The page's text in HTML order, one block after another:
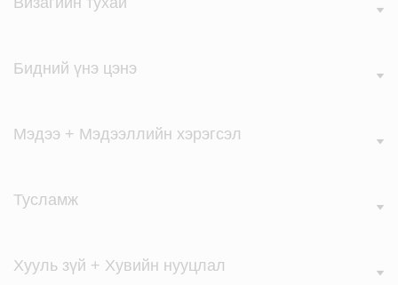
Бидний үнэ цэнэ
Мэдээ + Мэдээллийн хэрэгсэл
Тусламж
Хууль зүй + Хувийн нууцлал